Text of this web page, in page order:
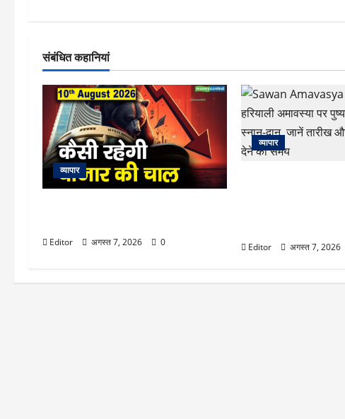
श
न
संबंधित कहानियां
व्यापार
Editor अगस्त 7, 2026 0
व्यापार
Editor अगस्त 7, 2026